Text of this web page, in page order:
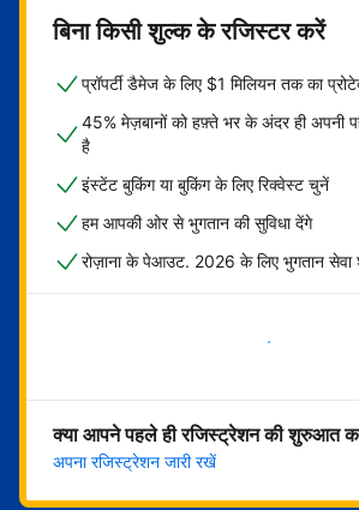
बिना किसी शुल्क के रजिस्टर करें
प्रॉपर्टी डैमेज के लिए $1 मिलियन तक का
45% मेज़बानों को हफ़्ते भर के अंदर ही अपनी
है
इंस्टेंट बुकिंग या बुकिंग के लिए रिक्वेस्ट चुनें
हम आपकी ओर से भुगतान की सुविधा देंगे
रोज़ाना के पेआउट. 2026 के लिए भुगतान सेवा
अभी शुरू करें
क्या आपने पहले ही रजिस्ट्रेशन की शुरुआत
अपना रजिस्ट्रेशन जारी रखें